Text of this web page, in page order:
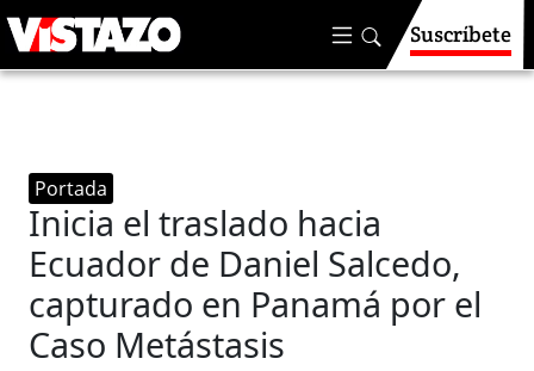
Suscríbete
Portada
Inicia el traslado hacia
Ecuador de Daniel Salcedo,
capturado en Panamá por el
Caso Metástasis